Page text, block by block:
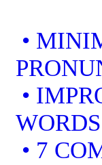
•
•
WORDS
• 7